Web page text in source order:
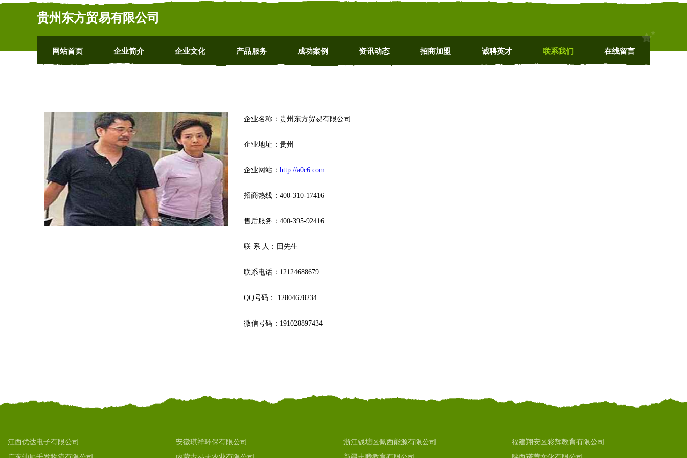
贵州东方贸易有限公司
网站首页 企业简介 企业文化 产品服务 成功案例 资讯动态 招商加盟 诚聘英才 联系我们 在线留言
企业名称：贵州东方贸易有限公司
企业地址：贵州
企业网站： http://a0c6.com
招商热线：400-310-17416
售后服务：400-395-92416
联 系 人：田先生
联系电话：12124688679
QQ号码： 12804678234
微信号码：191028897434
江西优达电子有限公司 安徽琪祥环保有限公司 浙江钱塘区佩西能源有限公司
福建翔安区彩辉教育有限公司